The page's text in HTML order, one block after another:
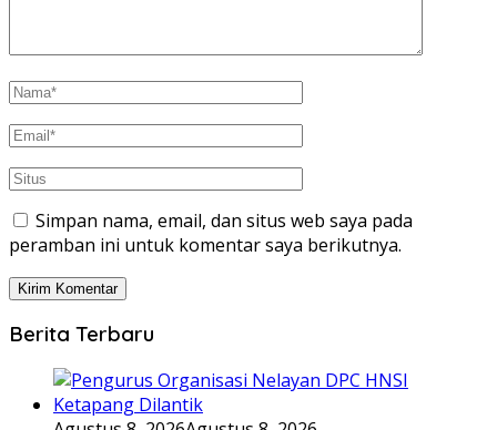
Simpan nama, email, dan situs web saya pada
peramban ini untuk komentar saya berikutnya.
Berita Terbaru